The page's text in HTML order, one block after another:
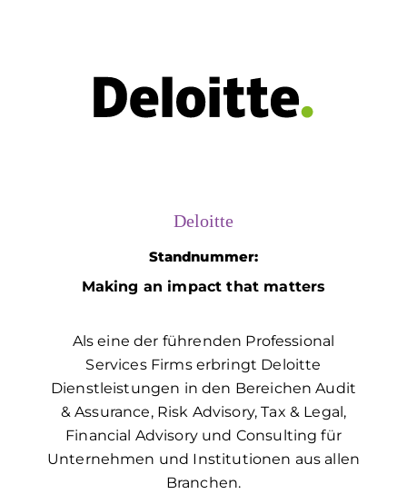
Deloitte
Standnummer:
Making an impact that matters
Als eine der führenden Professional
Services Firms erbringt Deloitte
Dienstleistungen in den Bereichen Audit
& Assurance, Risk Advisory, Tax & Legal,
Financial Advisory und Consulting für
Unternehmen und Institutionen aus allen
Branchen.